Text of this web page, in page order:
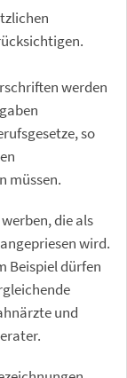
werden
so
müssen.
die als
wird.
Beispiel dürfen
und